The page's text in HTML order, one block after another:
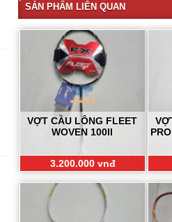
SẢN PHẨM LIÊN QUAN
VỢT CẦU LÔNG FLEET
WOVEN 100II
3.200.000 vnđ